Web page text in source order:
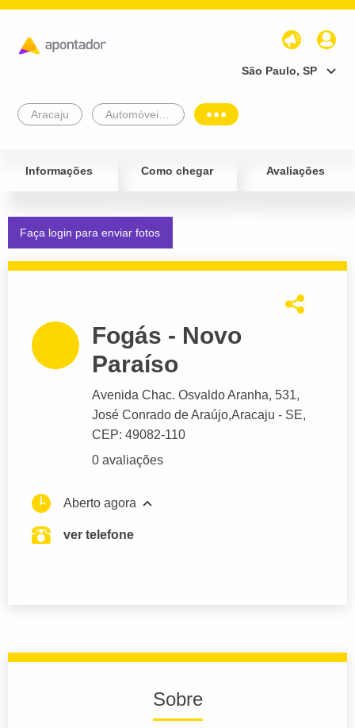
São Paulo, SP
Aracaju
Informações Como chegar Avaliações
Faça login para enviar fotos
Fogás - Novo
Paraíso
Avenida Chac. Osvaldo Aranha, 531,
José Conrado de Araújo,Aracaju - SE,
CEP: 49082-110
0 avaliações
Aberto agora
ver telefone
Sobre